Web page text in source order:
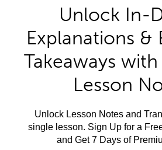
Unlock In-
Explanations &
Takeaways
Lesson
Unlock Lesson Notes and
single lesson. Sign Up for a
and Get 7 Days of